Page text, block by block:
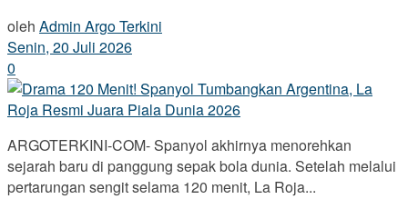
oleh Admin Argo Terkini
Senin, 20 Juli 2026
0
ARGOTERKINI-COM- Spanyol akhirnya menorehkan
sejarah baru di panggung sepak bola dunia. Setelah melalui
pertarungan sengit selama 120 menit, La Roja...